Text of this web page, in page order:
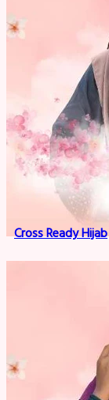
Cross Ready Hijab